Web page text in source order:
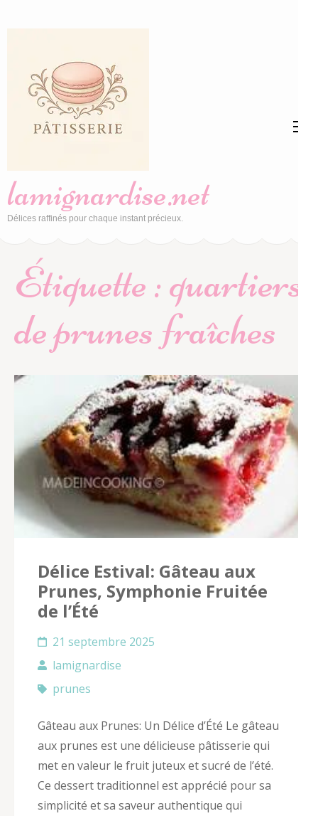
(Pressez
Entrée)
lamignardise.net
Délices raffinés pour chaque instant précieux.
Étiquette :quartiers
de prunes fraîches
Délice Estival: Gâteau aux
Prunes, Symphonie Fruitée
de l’Été
21 septembre 2025
lamignardise
prunes
Gâteau aux Prunes: Un Délice d’Été Le gâteau
aux prunes est une délicieuse pâtisserie qui
met en valeur le fruit juteux et sucré de l’été.
Ce dessert traditionnel est apprécié pour sa
simplicité et sa saveur authentique qui